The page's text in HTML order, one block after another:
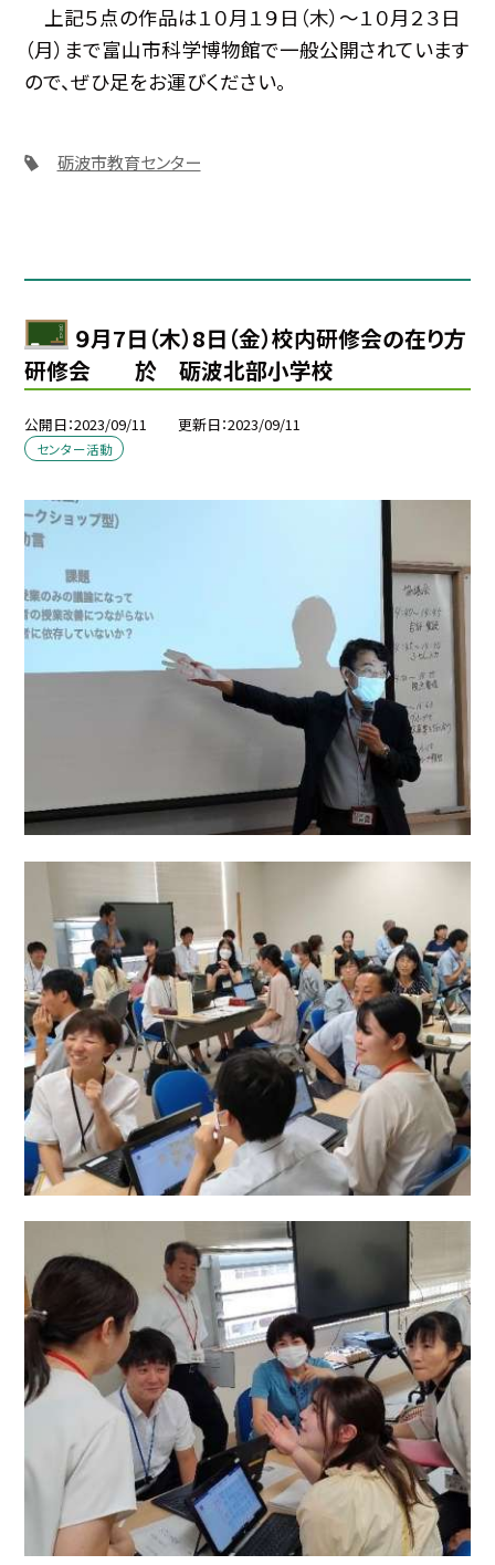
上記５点の作品は１０月１９日（木）〜１０月２３日
（月）まで富山市科学博物館で一般公開されています
ので、ぜひ足をお運びください。
砺波市教育センター
９月7日（木）8日（金）校内研修会の在り方
研修会 於 砺波北部小学校
公開日 2023/09/11 更新日 2023/09/11
センター活動